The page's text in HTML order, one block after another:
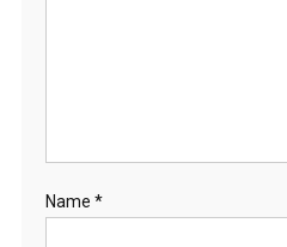
Name *